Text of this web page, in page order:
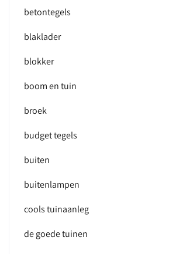
betontegels
blaklader
blokker
boom en tuin
broek
budget tegels
buiten
buitenlampen
cools tuinaanleg
de goede tuinen